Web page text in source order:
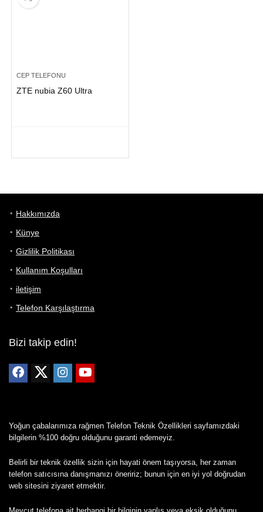
CEP TELEFONU
ZTE nubia Z60 Ultra
Hakkımızda
Künye
Gizlilik Politikası
Kullanım Koşulları
iletişim
Telefon Karşılaştırma
Bizi takip edin!
Yoğun çabalarımıza rağmen Telefon Teknik Özellikleri sayfamızdaki
bilgilerin %100 doğru olduğunu garanti edemeyiz.
Belirli bir teknik özellik sizin için hayati önem taşıyorsa, her zaman
telefon satıcısına danışmanızı öneririz; bunun için en iyi yol doğrudan
web sitesini ziyaret etmektir.